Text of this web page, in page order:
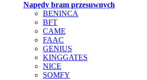
Napędy bram przesuwnych
BENINCA
BFT
CAME
FAAC
GENIUS
KINGGATES
NICE
SOMFY